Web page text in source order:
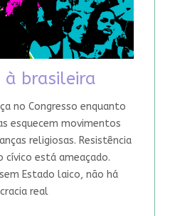
à brasileira
no Congresso enquanto
esquecem movimentos
religiosas. Resistência
cívico está ameaçado.
Estado laico, não há
real